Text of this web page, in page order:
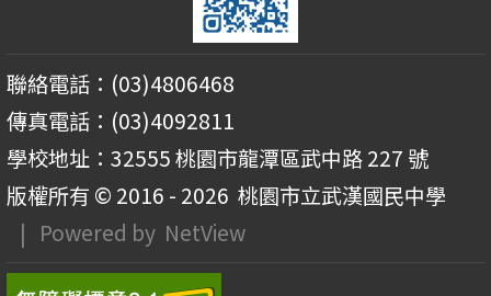
聯絡電話：(03)4806468
傳真電話：(03)4092811
學校地址：32555 桃園市龍潭區武中路 227 號
版權所有 © 2016 - 2026 桃園市立武漢國民中學
| Powered by NetView